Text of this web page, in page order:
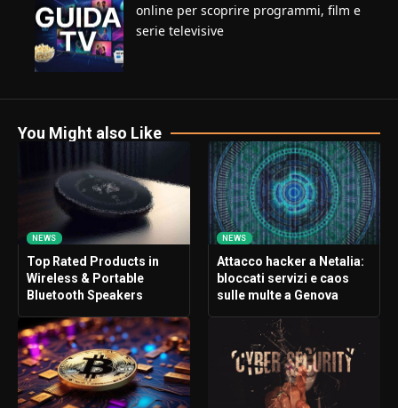
online per scoprire programmi, film e
serie televisive
You Might also Like
NEWS
Top Rated Products in
Wireless & Portable
Bluetooth Speakers
NEWS
Attacco hacker a Netalia:
bloccati servizi e caos
sulle multe a Genova